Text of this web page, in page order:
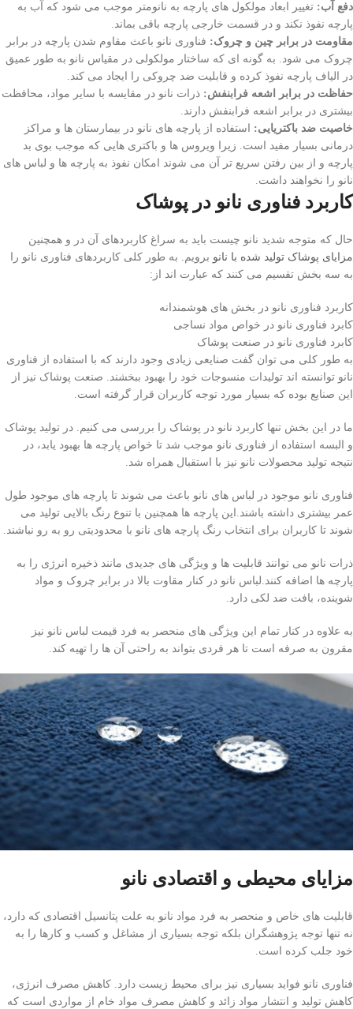
دفع آب: تغییر ابعاد مولکول های پارچه به نانومتر موجب می شود که آب به
پارچه نفوذ نکند و در قسمت خارجی پارچه باقی بماند.
مقاومت در برابر چین و چروک: فناوری نانو باعث مقاوم شدن پارچه در برابر
چروک می شود. به گونه ای که ساختار مولکولی در مقیاس نانو به طور عمیق
در الیاف پارچه نفوذ کرده و قابلیت ضد چروکی را ایجاد می کند.
حفاظت در برابر اشعه فرابنفش: ذرات نانو در مقایسه با سایر مواد، محافظت
بیشتری در برابر اشعه فرابنفش دارند.
خاصیت ضد باکتریایی:
استفاده از پارچه های نانو در بیمارستان ها و مراکز
درمانی بسیار مفید است. زیرا ویروس ها و باکتری هایی که موجب بوی بد
پارچه و از بین رفتن سریع تر آن می شوند امکان نفوذ به پارچه ها و لباس های
نانو را نخواهند داشت.
کاربرد فناوری نانو در پوشاک
حال که متوجه شدید نانو چیست باید به سراغ کاربردهای آن در و همچنین
مزایای پوشاک تولید شده با نانو برویم. به طور کلی کاربردهای فناوری نانو را
به سه بخش تقسیم می کنند که عبارت اند از:
کاربرد فناوری نانو در بخش های هوشمندانه
کابرد فناوری نانو در خواص مواد نساجی
کابرد فناوری نانو در صنعت پوشاک
به طور کلی می توان گفت صنایعی زیادی وجود دارند که با استفاده از فناوری
نانو توانسته اند تولیدات منسوجات خود را بهبود ببخشند. صنعت پوشاک نیز از
این صنایع بوده که بسیار مورد توجه کاربران قرار گرفته است.
ما در این بخش تنها کاربرد نانو در پوشاک را بررسی می کنیم. در تولید پوشاک
و البسه استفاده از فناوری نانو موجب شد تا خواص پارچه ها بهبود یابد، در
نتیجه تولید محصولات نانو نیز با استقبال همراه شد.
فناوری نانو موجود در لباس های نانو باعث می شوند تا پارچه های موجود طول
عمر بیشتری داشته باشند.این پارچه ها همچنین با تنوع رنگ بالایی تولید می
شوند تا کاربران برای انتخاب رنگ پارچه های نانو با محدودیتی رو به رو نباشند.
ذرات نانو می توانند قابلیت ها و ویژگی های جدیدی مانند ذخیره انرژی را به
پارچه ها اضافه کنند.لباس نانو در کنار مقاوت بالا در برابر چروک و مواد
شوینده، بافت ضد لکی دارد.
به علاوه در کنار تمام این ویژگی های منحصر به فرد قیمت لباس نانو نیز
مقرون به صرفه است تا هر فردی بتواند به راحتی آن ها را تهیه کند.
مزایای محیطی و اقتصادی نانو
قابلیت های خاص و منحصر به فرد مواد نانو به علت پتانسیل اقتصادی که دارد،
نه تنها توجه پژوهشگران بلکه توجه بسیاری از مشاغل و کسب و کارها را به
خود جلب کرده است.
فناوری نانو فواید بسیاری نیز برای محیط زیست دارد. کاهش مصرف انرژی،
کاهش تولید و انتشار مواد زائد و کاهش مصرف مواد خام از مواردی است که